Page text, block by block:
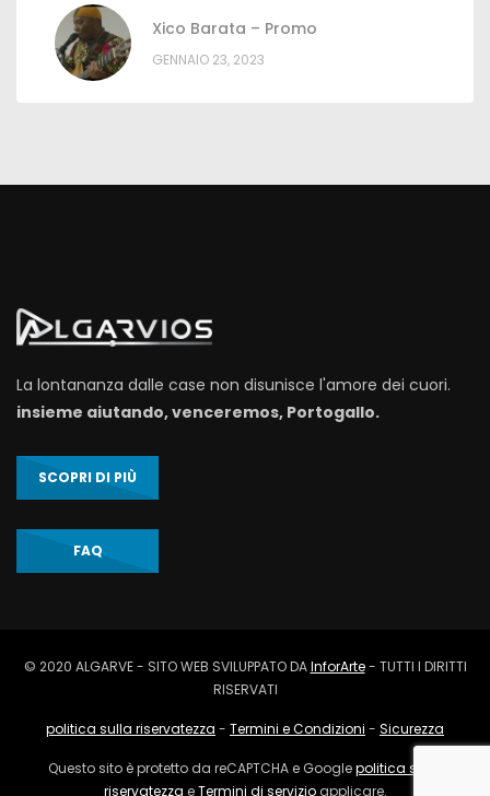
Xico Barata – Promo
GENNAIO 23, 2023
La lontananza dalle case non disunisce l'amore dei cuori.
insieme aiutando, venceremos, Portogallo.
SCOPRI DI PIÙ
FAQ
© 2020 ALGARVE - SITO WEB SVILUPPATO DAInforArte- TUTTI I DIRITTI
RISERVATI
politica sulla riservatezza - Termini e Condizioni - Sicurezza
Questo sito è protetto da reCAPTCHA e Googlepolitica sulla
riservatezza eTermini di servizioapplicare.